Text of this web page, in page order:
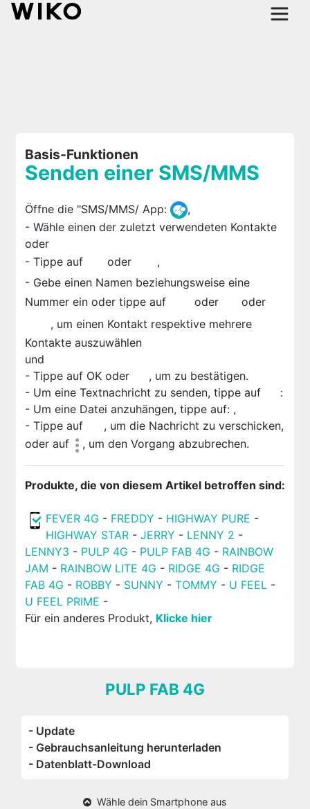
Basis-Funktionen
Senden einer SMS/MMS
Öffne die "SMS/MMS/ App:
,
- Wähle einen der zuletzt verwendeten Kontakte
oder
- Tippe auf
oder
,
- Gebe einen Namen beziehungsweise eine
Nummer ein oder tippe auf
oder
oder
, um einen Kontakt respektive mehrere
Kontakte auszuwählen
und
- Tippe auf OK oder
, um zu bestätigen.
- Um eine Textnachricht zu senden, tippe auf
:
- Um eine Datei anzuhängen, tippe auf: ,
- Tippe auf
, um die Nachricht zu verschicken,
oder auf
, um den Vorgang abzubrechen.
Produkte, die von diesem Artikel betroffen sind:
FEVER 4G - FREDDY - HIGHWAY PURE -
HIGHWAY STAR- JERRY - LENNY 2 -
LENNY3 - PULP 4G - PULP FAB 4G - RAINBOW
JAM - RAINBOW LITE 4G - RIDGE 4G - RIDGE
FAB 4G - ROBBY - SUNNY - TOMMY - U FEEL -
U FEEL PRIME -
Für ein anderes Produkt, Klicke hier
PULP FAB 4G
- Update
- Gebrauchsanleitung herunterladen
- Datenblatt-Download
Wähle dein Smartphone aus